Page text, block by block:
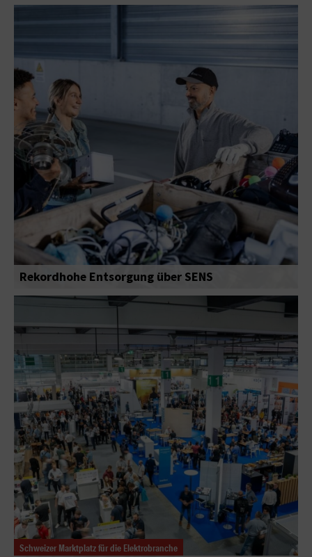
Rekordhohe Entsorgung über SENS
Schweizer Marktplatz für die Elektrobranche